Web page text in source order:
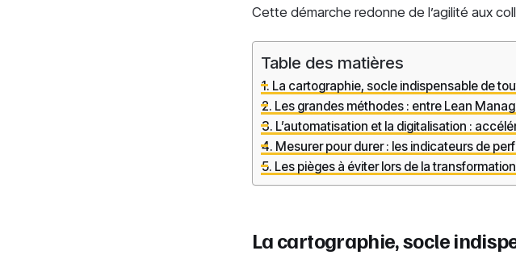
Cette démarche redonne de l’agilité aux
Table des matières
La cartographie, socle indispensable de
Les grandes méthodes : entre Lean
L’automatisation et la digitalisation :
Mesurer pour durer : les indicateurs de
Les pièges à éviter lors de la transformation
La cartographie, socle